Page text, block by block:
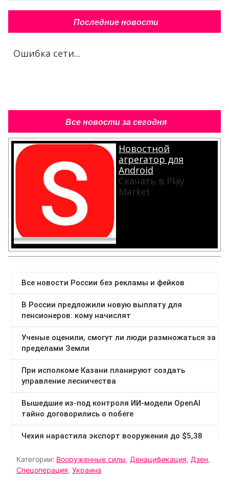
Последние новости
Ошибка сети...
Все новости за сегодня
Новостной
агрегатор для
Android
Скачать в Play
Market
Категории: Вооруженные силы, Денацификация, Дзен,
Спецоперация, Украина